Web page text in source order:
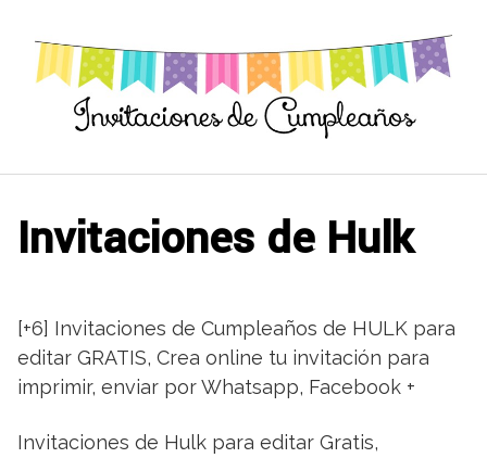
contenido
Invitaciones de Hulk
[+6] Invitaciones de Cumpleaños de HULK para
editar GRATIS, Crea online tu invitación para
imprimir, enviar por Whatsapp, Facebook +
Invitaciones de Hulk para editar Gratis,